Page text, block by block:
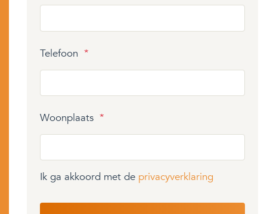
Telefoon *
Woonplaats *
Ik ga akkoord met de privacyverklaring